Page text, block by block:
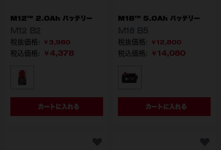
M12™ 2.0Ah バッテリー
￥3,980
税込価格: ￥4,378
型番M12 B2 JP
カートに入れる
M18™ 5.0Ah バッテリー
￥12,800
税込価格: ￥14,080
型番M18 B5 JP
カートに入れる